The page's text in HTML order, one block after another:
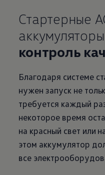
Стартерные
аккумуляторы
контроль
Благодаря системе
нужен запуск не
требуется каждый
некоторое время
на красный свет или
этом аккумулятор
все